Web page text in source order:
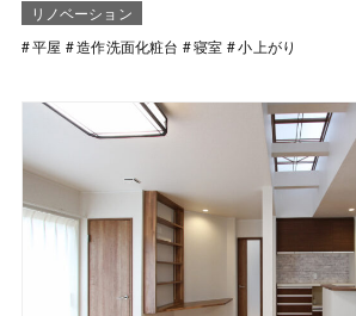
リノベーション
平屋
造作洗面化粧台 寝室 小上がり